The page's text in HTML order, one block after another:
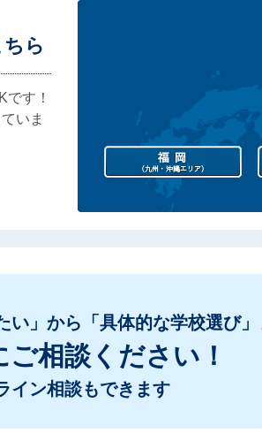
ら
す！
いま
い」から「具体的な学校選び
ご相談ください！
イン相談もできます